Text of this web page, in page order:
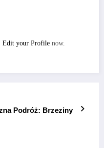
Edit your Profile now.
Podróż: Brzeziny